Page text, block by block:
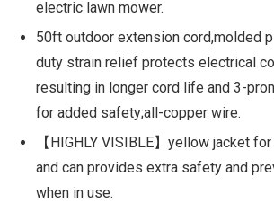
electric lawn mower.
50ft outdoor extension cord,molded
duty strain relief protects electrical
resulting in longer cord life and 3-
for added safety;all-copper wire.
【HIGHLY VISIBLE】yellow jacket
and can provides extra safety and
when in use.